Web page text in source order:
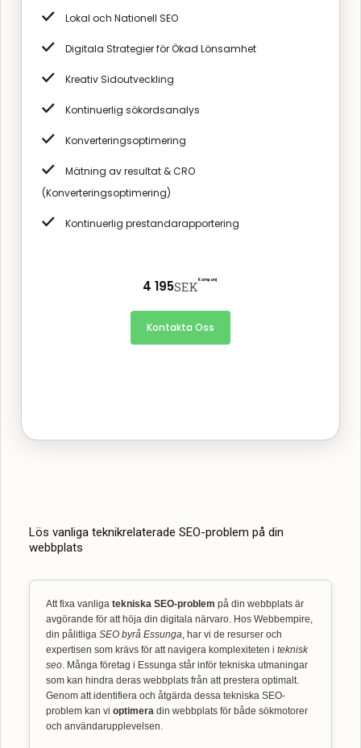
4 195SEK Kampanj
Lokal och Nationell SEO
Digitala Strategier för Ökad Lönsamhet
Kreativ Sidoutveckling
Kontinuerlig sökordsanalys
Konverteringsoptimering
Mätning av resultat & CRO
(Konverteringsoptimering)
Kontinuerlig prestandarapportering
Kontakta Oss
Lös vanliga teknikrelaterade SEO-problem på din
webbplats
Att fixa vanliga tekniska SEO-problem på din webbplats är
avgörande för att höja din digitala närvaro. Hos Webbempire,
din pålitliga SEO byrå Essunga, har vi de resurser och
expertisen som krävs för att navigera komplexiteten i teknisk
seo. Många företag i Essunga står inför tekniska utmaningar
som kan hindra deras webbplats från att prestera optimalt.
Genom att identifiera och åtgärda dessa tekniska SEO-
problem kan vi optimera din webbplats för både sökmotorer
och användarupplevelsen.